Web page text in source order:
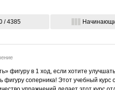
/ 4385
фигуру в 1 ход, если хотите улучшать
фигуру соперника! Этот учебный